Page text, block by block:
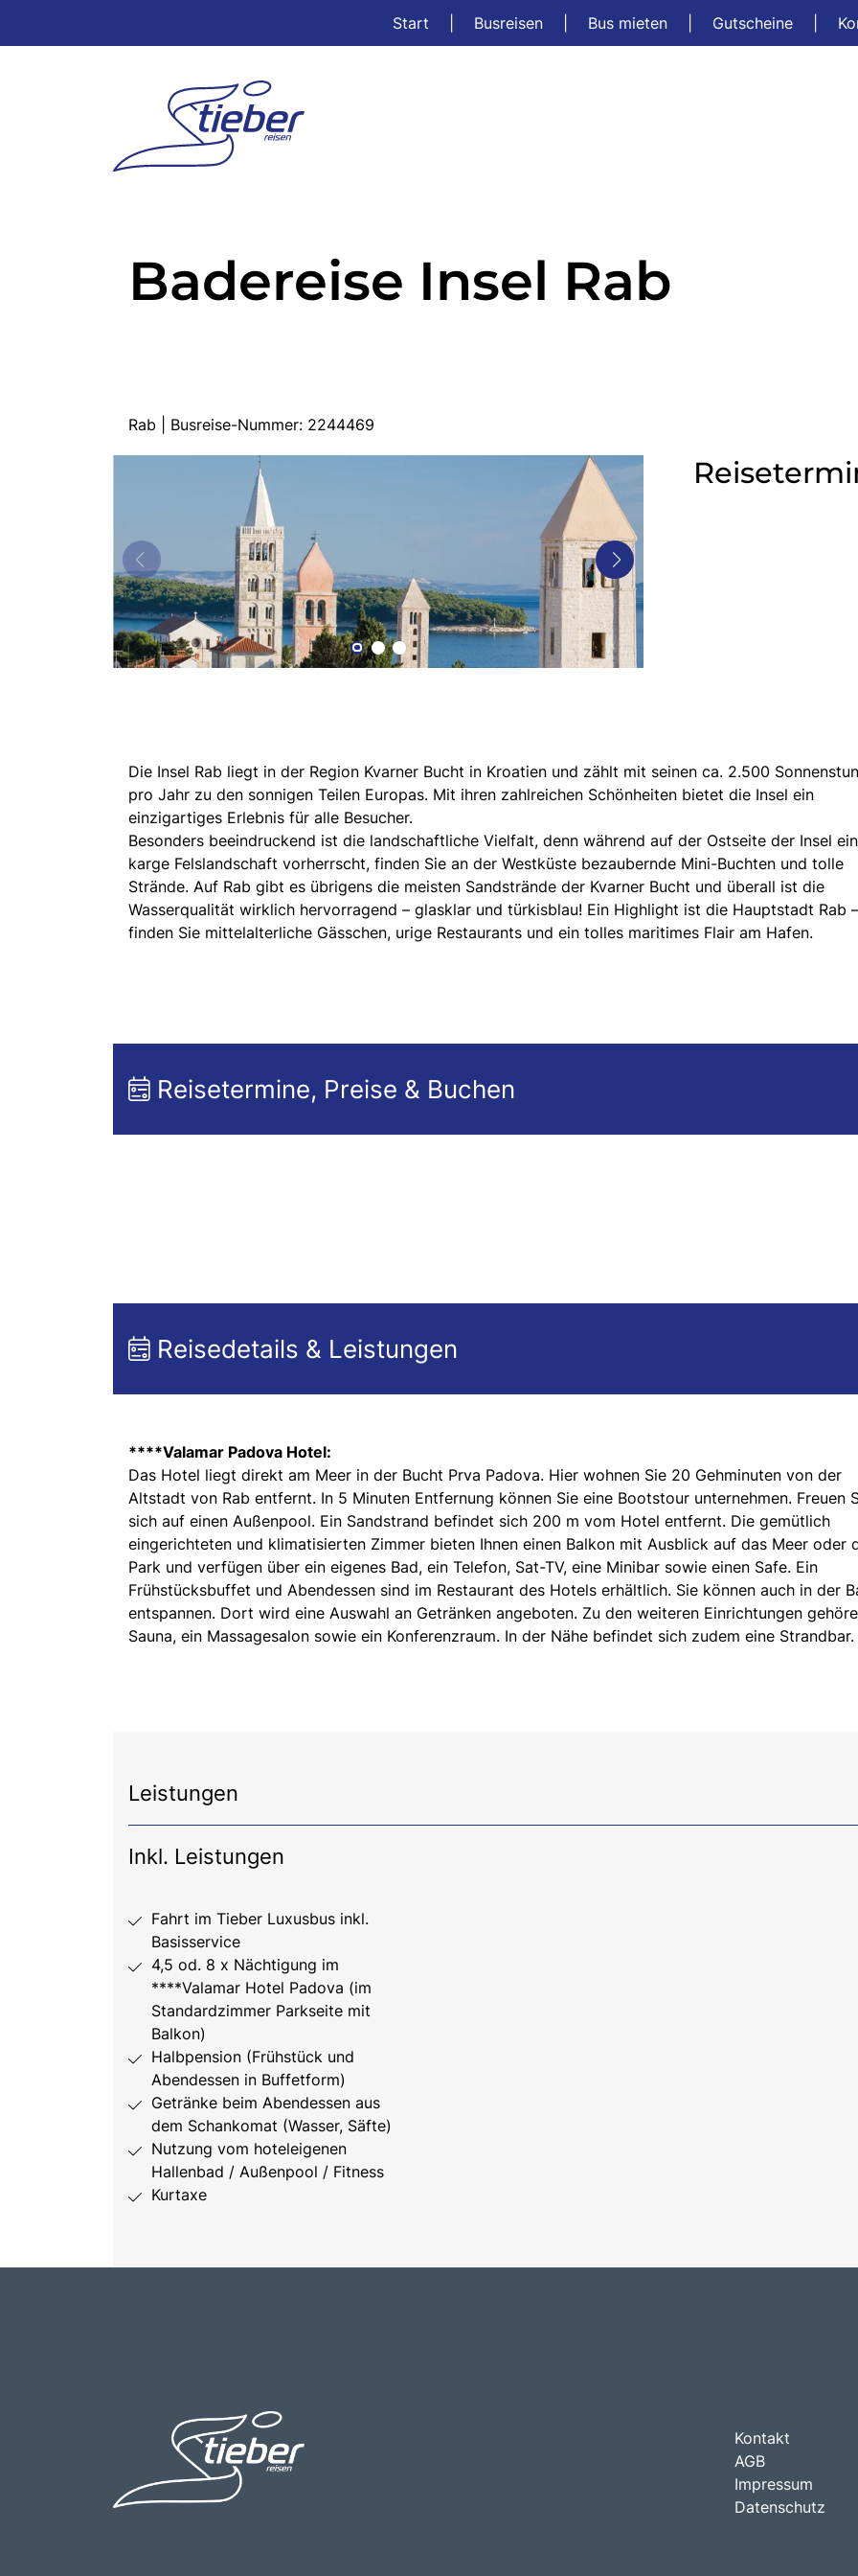
Start Busreisen Bus mieten Gutscheine
Badereise Insel Rab
Rab | Busreise-Nummer: 2244469
Die Insel Rab liegt in der Region Kvarner Bucht in Kroatien und zählt mit seinen ca. 2.500
pro Jahr zu den sonnigen Teilen Europas. Mit ihren zahlreichen Schönheiten bietet die Insel ein
einzigartiges Erlebnis für alle Besucher.
Besonders beeindruckend ist die landschaftliche Vielfalt, denn während auf der Ostseite der Insel
karge Felslandschaft vorherrscht, finden Sie an der Westküste bezaubernde Mini-Buchten und tolle
Strände. Auf Rab gibt es übrigens die meisten Sandstrände der Kvarner Bucht und überall ist die
Wasserqualität wirklich hervorragend – glasklar und türkisblau! Ein Highlight ist die Hauptstadt Rab
finden Sie mittelalterliche Gässchen, urige Restaurants und ein tolles maritimes Flair am Hafen.
Reisetermine, Preise & Buchen
Reisedetails & Leistungen
****Valamar Padova Hotel:
Das Hotel liegt direkt am Meer in der Bucht Prva Padova. Hier wohnen Sie 20 Gehminuten von der
Altstadt von Rab entfernt. In 5 Minuten Entfernung können Sie eine Bootstour unternehmen. Freuen
sich auf einen Außenpool. Ein Sandstrand befindet sich 200 m vom Hotel entfernt. Die gemütlich
eingerichteten und klimatisierten Zimmer bieten Ihnen einen Balkon mit Ausblick auf das Meer oder
Park und verfügen über ein eigenes Bad, ein Telefon, Sat-TV, eine Minibar sowie einen Safe. Ein
Frühstücksbuffet und Abendessen sind im Restaurant des Hotels erhältlich. Sie können auch in der
entspannen. Dort wird eine Auswahl an Getränken angeboten. Zu den weiteren Einrichtungen
Sauna, ein Massagesalon sowie ein Konferenzraum. In der Nähe befindet sich zudem eine Strandbar.
Leistungen
Inkl. Leistungen
Fahrt im Tieber Luxusbus inkl.
Basisservice
4,5 od. 8 x Nächtigung im
****Valamar Hotel Padova (im
Standardzimmer Parkseite mit
Balkon)
Halbpension (Frühstück und
Abendessen in Buffetform)
Getränke beim Abendessen aus
dem Schankomat (Wasser, Säfte)
Nutzung vom hoteleigenen
Hallenbad / Außenpool / Fitness
Kurtaxe
Kontakt
AGB
Impressum
Datenschutz